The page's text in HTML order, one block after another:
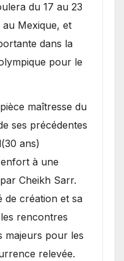
du 17 au 23
Mexique, et
dans la
pour le
maîtresse du
ses précédentes
ans)
à une
Cheikh Sarr.
de création et sa
rencontres
majeurs pour les
relevée.